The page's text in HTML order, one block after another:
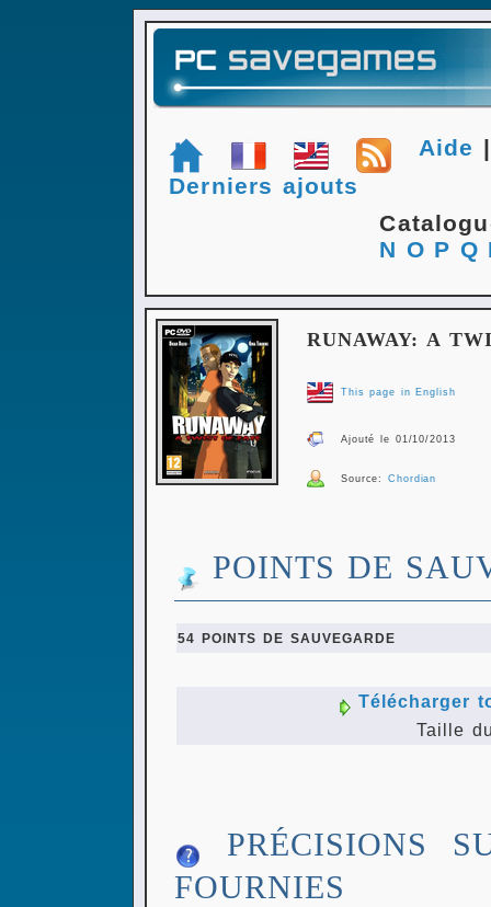
Aide
Derniers ajouts
N O P Q
RUNAWAY: A
This page in English
Ajouté le 01/10/2013
Source:Chordian
POINTS DE
54 POINTS DE SAUVEGARDE
Télécharger
Taille
PRÉCISIONS
FOURNIES